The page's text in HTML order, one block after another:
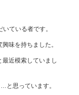
ている者です。
味を持ちました。
近模索していまし
と思っています。